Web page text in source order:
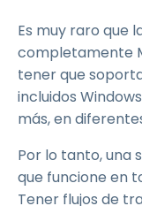
Es muy raro que
completamente
tener que
incluidos
más, en
Por lo tanto, una
que funcione en
Tener flujos de